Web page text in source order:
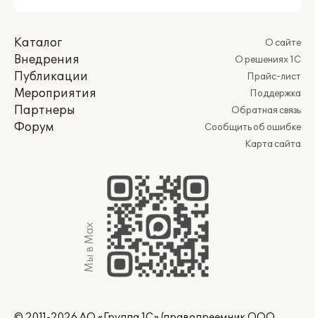
Каталог
Внедрения
Публикации
Мероприятия
Партнеры
Форум
О сайте
О решениях 1С
Прайс-лист
Поддержка
Обратная связь
Сообщить об ошибке
Карта сайта
Мы в Max